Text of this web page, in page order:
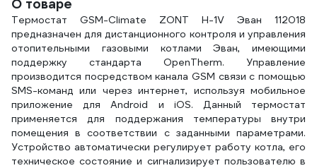
О товаре
Термостат GSM-Climate ZONT H-1V Эван 112018
предназначен для дистанционного контроля и управления
отопительными газовыми котлами Эван, имеющими
поддержку стандарта OpenTherm. Управление
производится посредством канала GSM связи с помощью
SMS-команд или через интернет, используя мобильное
приложение для Android и iOS. Данный термостат
применяется для поддержания температуры внутри
помещения в соответствии с заданными параметрами.
Устройство автоматически регулирует работу котла, его
техническое состояние и сигнализирует пользователю в